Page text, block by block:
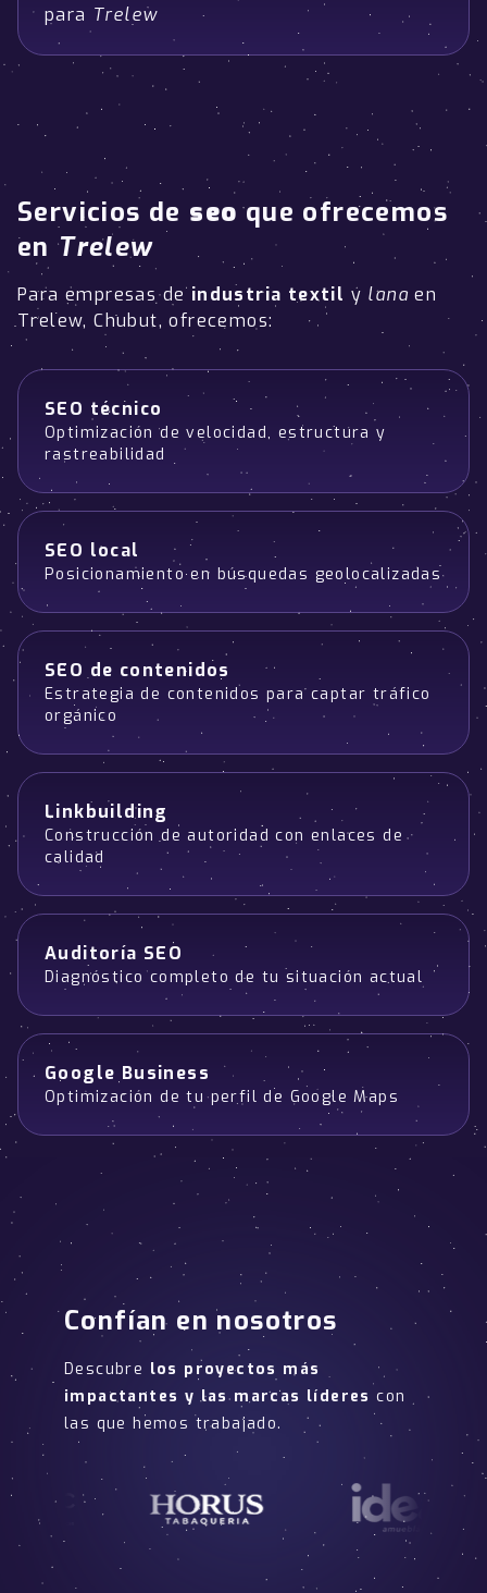
para Trelew
Servicios de seoque ofrecemos
enTrelew
Para empresas de industria textil y lana en
Trelew, Chubut, ofrecemos:
SEO técnico
Optimización de velocidad, estructura y
rastreabilidad
SEO local
Posicionamiento en búsquedas geolocalizadas
SEO de contenidos
Estrategia de contenidos para captar tráfico
orgánico
Linkbuilding
Construcción de autoridad con enlaces de
calidad
Auditoría SEO
Diagnóstico completo de tu situación actual
Google Business
Optimización de tu perfil de Google Maps
Confían en nosotros
Descubre los proyectos más
impactantes y las marcas líderes con
las que hemos trabajado.